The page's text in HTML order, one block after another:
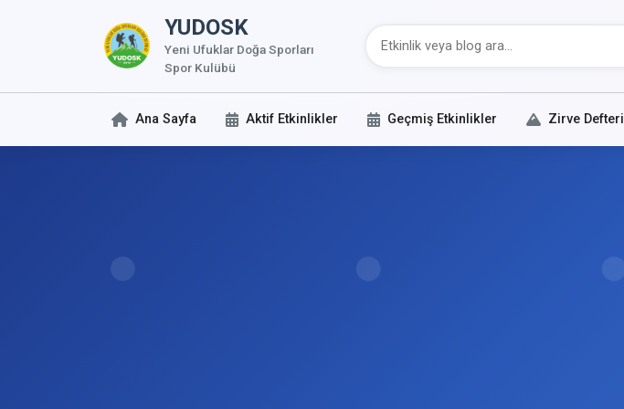
YUDOSK
Yeni Ufuklar Doğa Sporları
Spor Kulübü
Ana Sayfa Aktif Etkinlikler Geçmiş Etkinlikler Zirve Defteri